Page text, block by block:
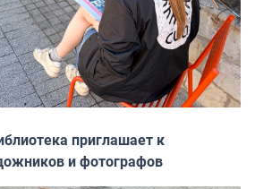
приглашает к
и фотографов